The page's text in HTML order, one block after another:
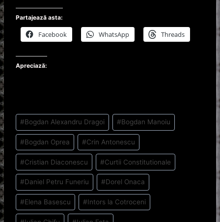
Partajează asta:
Facebook WhatsApp Threads
Apreciază:
Post
Tags:
#Bogdan Alexandru Dragoi #Bogdan Manoiu
#Bogdan Oprea #Crin Antonescu
#Cristian Diaconescu #Curtii Constitutionale
#Daniel Petru Funeriu #Dorel Onaca
#Elena Basescu #Intors la Cotroceni